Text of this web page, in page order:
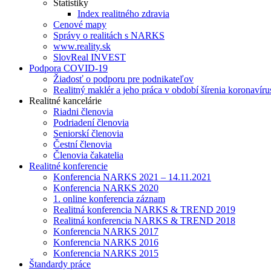
Štatistiky
Index realitného zdravia
Cenové mapy
Správy o realitách s NARKS
www.reality.sk
SlovReal INVEST
Podpora COVID-19
Žiadosť o podporu pre podnikateľov
Realitný maklér a jeho práca v období šírenia
Realitné kancelárie
Riadni členovia
Podriadení členovia
Seniorskí členovia
Čestní členovia
Členovia čakatelia
Realitné konferencie
Konferencia NARKS 2021 – 14.11.2021
Konferencia NARKS 2020
1. online konferencia záznam
Realitná konferencia NARKS & TREND 2019
Realitná konferencia NARKS & TREND 2018
Konferencia NARKS 2017
Konferencia NARKS 2016
Konferencia NARKS 2015
Štandardy práce